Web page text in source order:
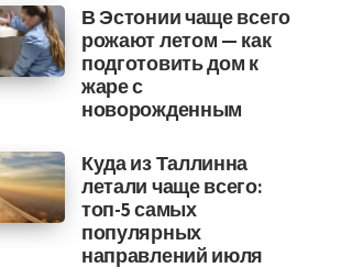
В Эстонии чаще всего
рожают летом — как
подготовить дом к
жаре с
новорожденным
Куда из Таллинна
летали чаще всего:
топ-5 самых
популярных
направлений июля